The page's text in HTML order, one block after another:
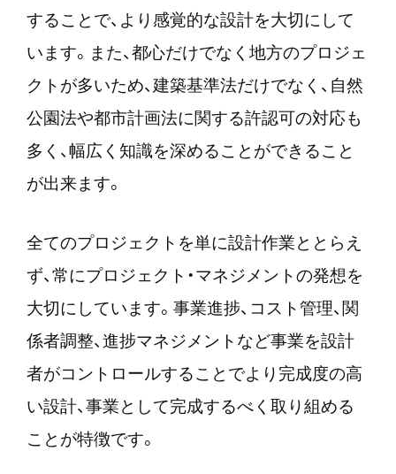
することで、より感覚的な設計を大切にして
います。また、都心だけでなく地方のプロジェ
クトが多いため、建築基準法だけでなく、自然
公園法や都市計画法に関する許認可の対応も
多く、幅広く知識を深めることができること
が出来ます。
全てのプロジェクトを単に設計作業ととらえ
ず、常にプロジェクト・マネジメントの発想を
大切にしています。事業進捗、コスト管理、関
係者調整、進捗マネジメントなど事業を設計
者がコントロールすることでより完成度の高
い設計、事業として完成するべく取り組める
ことが特徴です。